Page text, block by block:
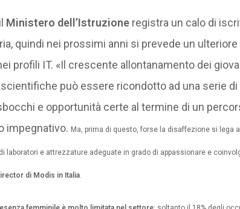
Ministero dell’Istruzioneregistra un calo di
quindi nei prossimi anni si prevede un
profili IT. «Il crescente allontanamento dei
può essere ricondotto ad una serie
e opportunità certe al termine di un
impegnativo. Ma, prima di questo, forse la disaffezione si lega
laboratori e attrezzature adeguate in grado di appassionare e
di Modis in Italia.